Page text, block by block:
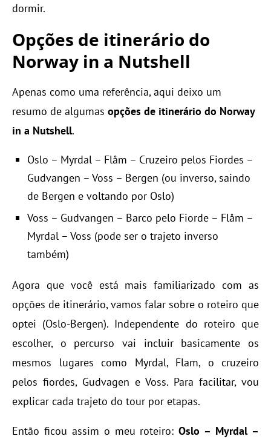
dormir.
Opções de itinerário do
Norway in a Nutshell
Apenas como uma referência, aqui deixo um
resumo de algumas opções de itinerário do Norway
in a Nutshell.
Oslo – Myrdal – Flåm – Cruzeiro pelos Fiordes –
Gudvangen – Voss – Bergen (ou inverso, saindo
de Bergen e voltando por Oslo)
Voss – Gudvangen – Barco pelo Fiorde – Flåm –
Myrdal – Voss (pode ser o trajeto inverso
também)
Agora que você está mais familiarizado com as
opções de itinerário, vamos falar sobre o roteiro que
optei (Oslo-Bergen). Independente do roteiro que
escolher, o percurso vai incluir basicamente os
mesmos lugares como Myrdal, Flam, o cruzeiro
pelos fiordes, Gudvagen e Voss. Para facilitar, vou
explicar cada trajeto do tour por etapas.
Então ficou assim o meu roteiro: Oslo – Myrdal –